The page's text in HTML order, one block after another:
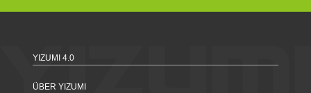
YIZUMI 4.0
ÜBER YIZUMI